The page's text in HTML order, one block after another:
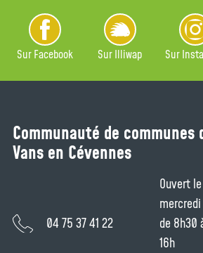
Sur Facebook Sur Illiwap Sur
Communauté de communes
Vans en Cévennes
04 75 37 41 22
Ouvert
de 8h30
16h